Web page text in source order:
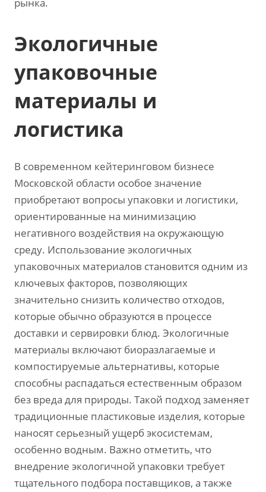
Экологичные
упаковочные
материалы и
логистика
В современном кейтеринговом бизнесе
Московской области особое значение
приобретают вопросы упаковки и логистики,
ориентированные на минимизацию
негативного воздействия на окружающую
среду. Использование экологичных
упаковочных материалов становится одним из
ключевых факторов, позволяющих
значительно снизить количество отходов,
которые обычно образуются в процессе
доставки и сервировки блюд. Экологичные
материалы включают биоразлагаемые и
компостируемые альтернативы, которые
способны распадаться естественным образом
без вреда для природы. Такой подход заменяет
традиционные пластиковые изделия, которые
наносят серьезный ущерб экосистемам,
особенно водным. Важно отметить, что
внедрение экологичной упаковки требует
тщательного подбора поставщиков, а также